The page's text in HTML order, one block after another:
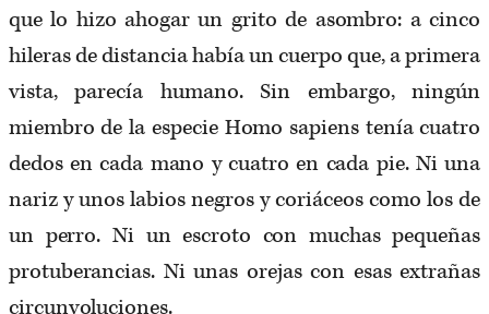
que lo hizo ahogar un grito de asombro: a cinco
hileras de distancia había un cuerpo que, a primera
vista, parecía humano. Sin embargo, ningún
miembro de la especie Homo sapiens tenía cuatro
dedos en cada mano y cuatro en cada pie. Ni una
nariz y unos labios negros y coriáceos como los de
un perro. Ni un escroto con muchas pequeñas
protuberancias. Ni unas orejas con esas extrañas
circunvoluciones.